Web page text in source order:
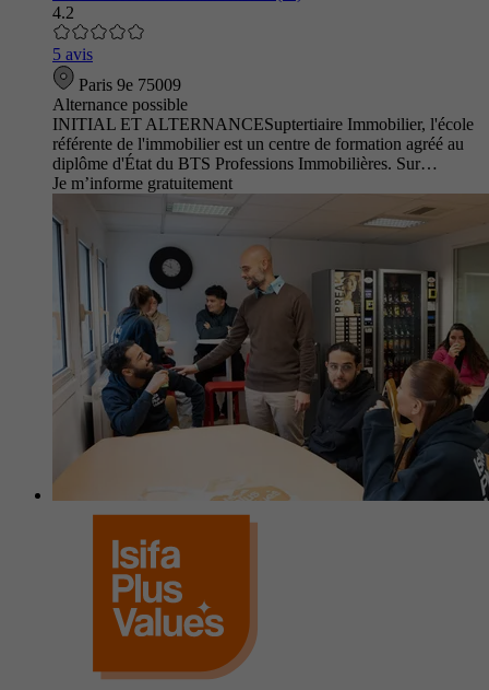
4.2
5 avis
Paris 9e 75009
Alternance possible
INITIAL ET ALTERNANCESuptertiaire Immobilier, l'école
référente de l'immobilier est un centre de formation agréé au
diplôme d'État du BTS Professions Immobilières. Sur…
Je m’informe gratuitement